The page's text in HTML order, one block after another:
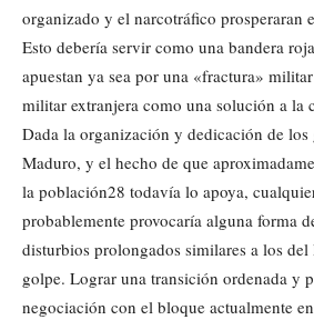
organizado y el narcotráfico prosperaran
Esto debería servir como una bandera
apuestan ya sea por una «fractura»
militar extranjera como una solución a la
Dada la organización y dedicación de
Maduro, y el hecho de que
la población28 todavía lo apoya,
probablemente provocaría alguna forma
disturbios prolongados similares a los
golpe. Lograr una transición ordenada y
negociación con el bloque actualmente